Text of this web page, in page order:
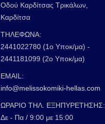
Οδού Καρδίτσας Τρικάλων,
Καρδίτσα
ΤΗΛΕΦΩΝΑ:
2441022780 (1ο Υποκ/μα) -
2441181099 (2ο Υποκ/μα)
EMAIL:
info@melissokomiki-hellas.com
ΩΡΑΡΙΟ ΤΗΛ. ΕΞΗΠΥΡΕΤΗΣΗΣ:
Δε - Πα / 9:00 με 15:00